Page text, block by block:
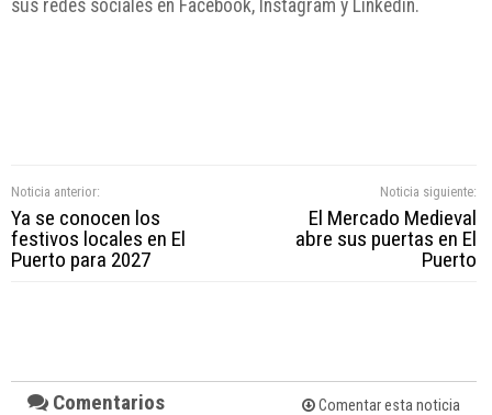
sus redes sociales en Facebook, Instagram y Linkedin.
Noticia anterior:
Ya se conocen los
festivos locales en El
Puerto para 2027
Noticia siguiente:
El Mercado Medieval
abre sus puertas en El
Puerto
Comentarios Comentar esta noticia